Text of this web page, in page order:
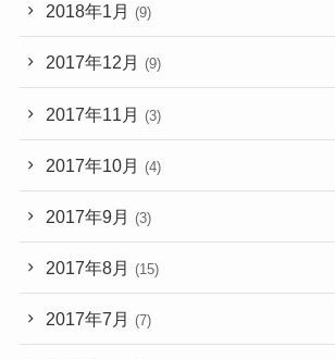
2018年1月 (9)
2017年12月 (9)
2017年11月 (3)
2017年10月 (4)
2017年9月 (3)
2017年8月 (15)
2017年7月 (7)